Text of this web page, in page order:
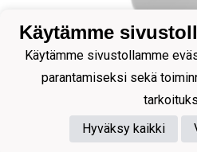
Käytämme
Käytämme sivustollamme
parantamiseksi sekä
Hyväksy kaikki